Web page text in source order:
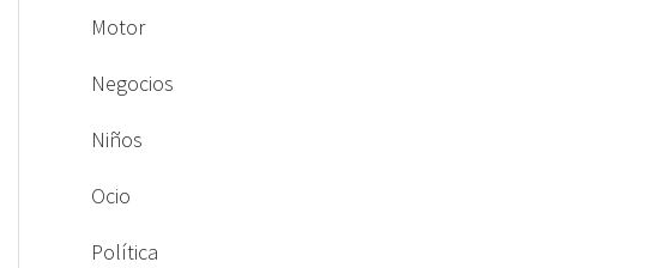
Motor
Negocios
Niños
Ocio
Política